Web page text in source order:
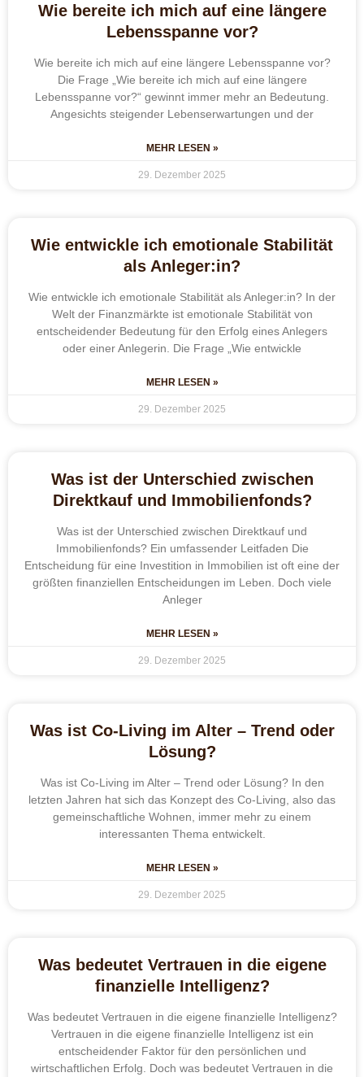
Wie bereite ich mich auf eine längere
Lebensspanne vor?
Wie bereite ich mich auf eine längere Lebensspanne vor?
Die Frage „Wie bereite ich mich auf eine längere
Lebensspanne vor?“ gewinnt immer mehr an Bedeutung.
Angesichts steigender Lebenserwartungen und der
MEHR LESEN »
29. Dezember 2025
Wie entwickle ich emotionale Stabilität
als Anleger:in?
Wie entwickle ich emotionale Stabilität als Anleger:in? In der
Welt der Finanzmärkte ist emotionale Stabilität von
entscheidender Bedeutung für den Erfolg eines Anlegers
oder einer Anlegerin. Die Frage „Wie entwickle
MEHR LESEN »
29. Dezember 2025
Was ist der Unterschied zwischen
Direktkauf und Immobilienfonds?
Was ist der Unterschied zwischen Direktkauf und
Immobilienfonds? Ein umfassender Leitfaden Die
Entscheidung für eine Investition in Immobilien ist oft eine der
größten finanziellen Entscheidungen im Leben. Doch viele
Anleger
MEHR LESEN »
29. Dezember 2025
Was ist Co-Living im Alter – Trend oder
Lösung?
Was ist Co-Living im Alter – Trend oder Lösung? In den
letzten Jahren hat sich das Konzept des Co-Living, also das
gemeinschaftliche Wohnen, immer mehr zu einem
interessanten Thema entwickelt.
MEHR LESEN »
29. Dezember 2025
Was bedeutet Vertrauen in die eigene
finanzielle Intelligenz?
Was bedeutet Vertrauen in die eigene finanzielle Intelligenz?
Vertrauen in die eigene finanzielle Intelligenz ist ein
entscheidender Faktor für den persönlichen und
wirtschaftlichen Erfolg. Doch was bedeutet Vertrauen in die